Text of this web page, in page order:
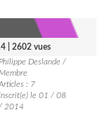
| 2602 vues
Philippe Deslande /
Membre
: 7
Inscrit(e) le 01 / 08
2014